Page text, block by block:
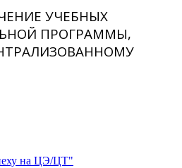
УЧЕБНЫХ
ПРОГРАММЫ,
на ЦЭ/ЦТ"